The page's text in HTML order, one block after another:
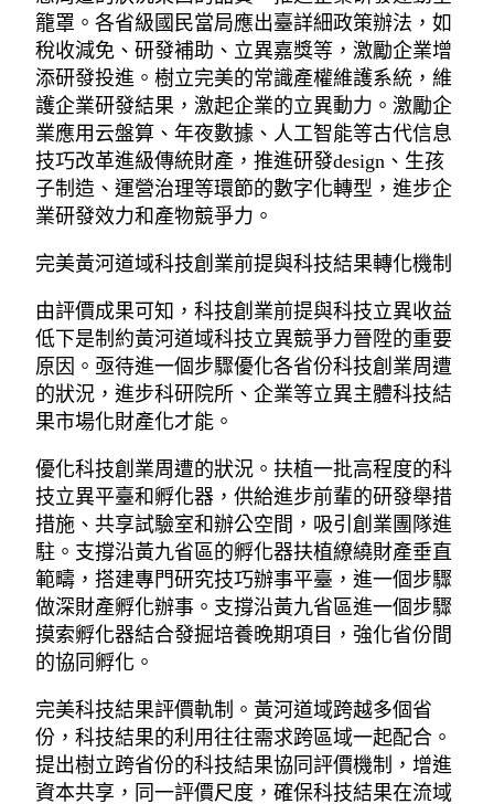
籠罩。各省級國民當局應出臺詳細政策辦法，如
稅收減免、研發補助、立異嘉獎等，激勵企業增
添研發投進。樹立完美的常識產權維護系統，維
護企業研發結果，激起企業的立異動力。激勵企
業應用云盤算、年夜數據、人工智能等古代信息
技巧改革進級傳統財產，推進研發design、生孩
子制造、運營治理等環節的數字化轉型，進步企
業研發效力和產物競爭力。
完美黃河道域科技創業前提與科技結果轉化機制
由評價成果可知，科技創業前提與科技立異收益
低下是制約黃河道域科技立異競爭力晉陞的重要
原因。亟待進一個步驟優化各省份科技創業周遭
的狀況，進步科研院所、企業等立異主體科技結
果市場化財產化才能。
優化科技創業周遭的狀況。扶植一批高程度的科
技立異平臺和孵化器，供給進步前輩的研發舉措
措施、共享試驗室和辦公空間，吸引創業團隊進
駐。支撐沿黃九省區的孵化器扶植繚繞財產垂直
範疇，搭建專門研究技巧辦事平臺，進一個步驟
做深財產孵化辦事。支撐沿黃九省區進一個步驟
摸索孵化器結合發掘培養晚期項目，強化省份間
的協同孵化。
完美科技結果評價軌制。黃河道域跨越多個省
份，科技結果的利用往往需求跨區域一起配合。
提出樹立跨省份的科技結果協同評價機制，增進
資本共享，同一評價尺度，確保科技結果在流域